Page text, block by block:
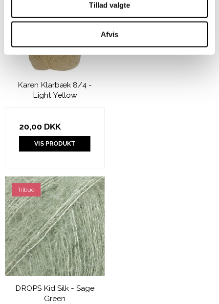
Tillad valgte
Afvis
Karen Klarbæk 8/4 -
Light Yellow
20,00 DKK
VIS PRODUKT
Tilbud
DROPS Kid Silk - Sage
Green